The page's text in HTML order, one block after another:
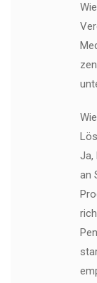
Ja,
an